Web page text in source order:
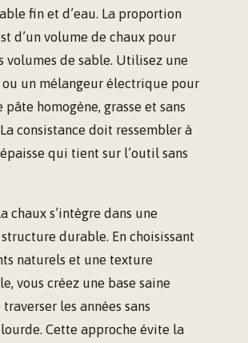
fin et d’eau. La proportion
d’un volume de chaux pour
volumes de sable. Utilisez une
un mélangeur électrique pour
homogène, grasse et sans
consistance doit ressembler à
qui tient sur l’outil sans
chaux s’intègre dans une
durable. En choisissant
naturels et une texture
vous créez une base saine
les années sans
Cette approche évite la